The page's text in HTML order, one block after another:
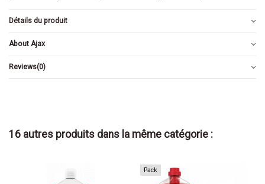
Détails du produit
About Ajax
Reviews(0)
16 autres produits dans la même catégorie :
Pack